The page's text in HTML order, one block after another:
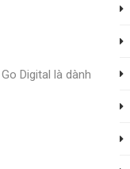
Digital là dành